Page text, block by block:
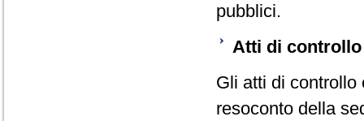
pubblici.
Atti di
Gli atti di controllo
resoconto della